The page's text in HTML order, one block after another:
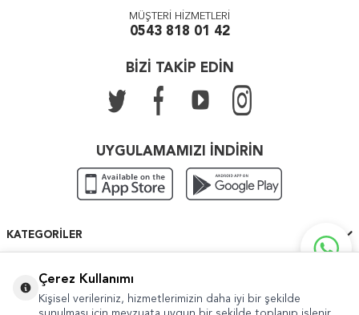
MÜŞTERİ HİZMETLERİ
0543 818 01 42
BİZİ TAKİP EDİN
UYGULAMAMIZI İNDİRİN
KATEGORILER
HIZLI ERIŞIM
Çerez Kullanımı
Kişisel verileriniz, hizmetlerimizin daha iyi bir şekilde